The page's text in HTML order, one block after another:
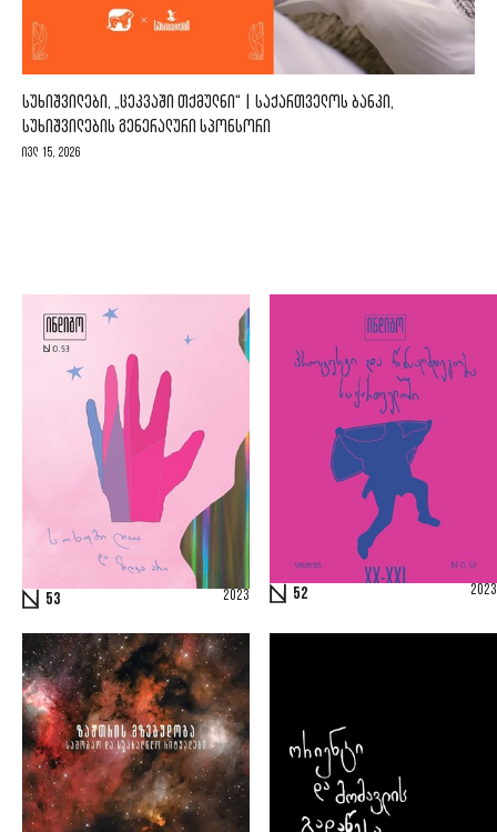
ᲡᲣᲮᲘᲨᲕᲘᲚᲔᲑᲘ, „ᲪᲔᲙᲕᲐᲨᲘ ᲗᲥᲛᲣᲚᲜᲘ“ | ᲡᲐᲥᲐᲠᲗᲕᲔᲚᲝᲡ ᲑᲐᲜᲙᲘ,
ᲡᲣᲮᲘᲨᲕᲘᲚᲔᲑᲘᲡ ᲒᲔᲜᲔᲠᲐᲚᲣᲠᲘ ᲡᲞᲝᲜᲡᲝᲠᲘ
ივლ 15, 2026
53 2023 52 2023